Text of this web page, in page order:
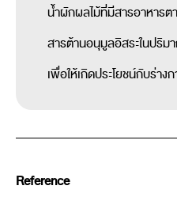
น้ำผักผลไม้ที่มีสารอาหารต
สารต้านอนุมูลอิสระในปริม
เพื่อให้เกิดประโยชน์กับร่าง
Reference